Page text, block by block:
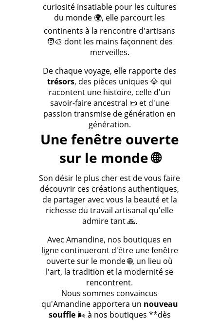
curiosité insatiable pour les cultures
du monde 🌍, elle parcourt les
continents à la rencontre d'artisans
🧑‍🎨 dont les mains façonnent des
merveilles.
De chaque voyage, elle rapporte des
trésors, des pièces uniques 💎 qui
racontent une histoire, celle d'un
savoir-faire ancestral 📜 et d'une
passion transmise de génération en
génération.
Une fenêtre ouverte
sur le monde 🌐
Son désir le plus cher est de vous faire
découvrir ces créations authentiques,
de partager avec vous la beauté et la
richesse du travail artisanal qu'elle
admire tant 🙏.
Avec Amandine, nos boutiques en
ligne continueront d'être une fenêtre
ouverte sur le monde 🌐, un lieu où
l'art, la tradition et la modernité se
rencontrent.
Nous sommes convaincus
qu'Amandine apportera un nouveau
souffle🌬️ à nos boutiques **dès